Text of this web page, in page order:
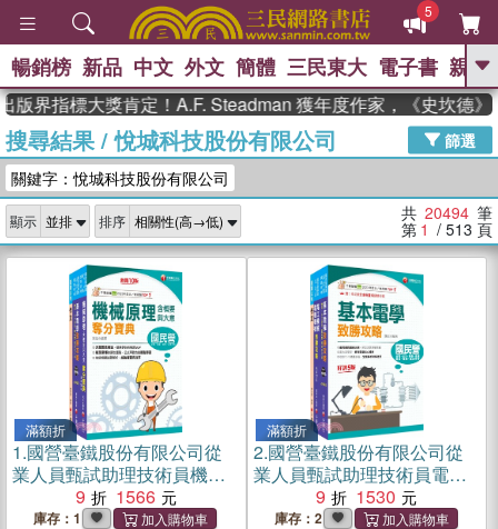
5
GO
熱搜： 東野圭吾 、 高希均教授回憶錄
、 The Odyssey 、 父親節 、 如果歷
史是一群喵
獎 臺灣漫遊錄 、 方念華 、 台灣的李
登輝時代
數學女孩：黎曼猜想 、
偉大的迷走神經
暢銷榜 新品 中文 外文 簡體 三民東大 電子書 親子
標大獎肯定！A.F. Steadman 獲年度作家，《史坎德》系列
搜尋結果/悅城科技股份有限公司
篩選
關鍵字：悅城科技股份有限公司
顯示 排序 共 20494 筆
第 1 / 513 頁
滿額折
1.國營臺鐵股份有限公司從
業人員甄試助理技術員機械
課文版套書（共三冊）
9 1566
庫存：1
滿額折
2.國營臺鐵股份有限公司從
業人員甄試助理技術員電機
課文版套書（三冊）
9 1530
庫存：2